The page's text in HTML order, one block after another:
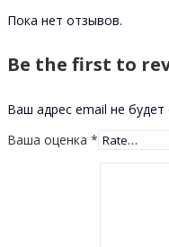
Пока нет отзывов.
Be the first to
Ваш адрес email не будет
Ваша оценка *